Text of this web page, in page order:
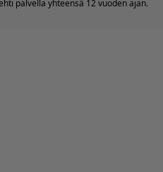
palvella yhteensä 12 vuoden ajan.